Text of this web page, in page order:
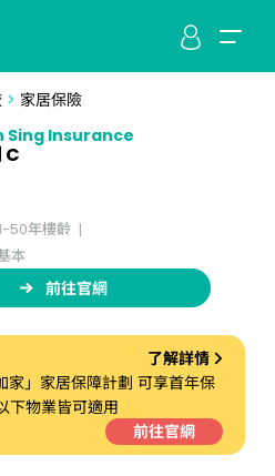
> 家居保險
Sing Insurance
C
50年樓齡
本
前往官網
了解詳情
家」家居保障計劃 可享首年保
下物業皆可適用
前往官網